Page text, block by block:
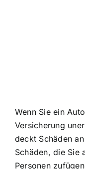
Wenn Sie ein
Versicherung
deckt Schäden
Schäden, die Sie
Personen